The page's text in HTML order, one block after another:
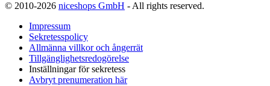
© 2010-2026 niceshops GmbH - All rights reserved.
Impressum
Sekretesspolicy
Allmänna villkor och ångerrät
Tillgänglighetsredogörelse
Inställningar för sekretess
Avbryt prenumeration här